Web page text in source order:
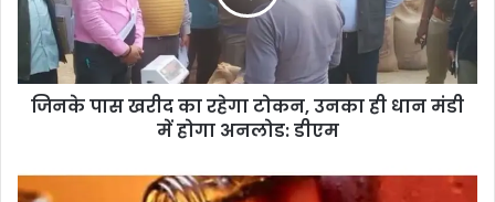
जिनके पास खरीद का रहेगा टोकन, उनका ही धान मंडी
में होगा अनलोड: डीएम